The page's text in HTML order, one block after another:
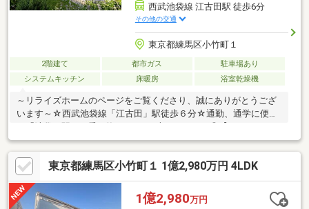
西武池袋線 江古田駅 徒歩6分
その他の交通
東京都練馬区小竹町１
2階建て 都市ガス
駐車場あり
システムキッチン
床暖房 浴室乾燥機
～リライズホームのページをご覧くださり、誠にありがとうござ
います～☆西武池袋線「江古田」駅徒歩６分☆通勤、通学に便利
Point】◆生活の質を高める設備・仕様◆リビング＆ダイニングに
は床暖房付き♪◆あると嬉しいウォークインクローゼット付き！
◆エアコン5台付き◎◆陽当たりに恵まれたロケーションです◆
目の届きやすい対面キッチン【周辺環境】◇まいばすけっと…徒
歩５分◇ファミリーマート…徒歩３分『詳しい資料のご請求』の
みでも大歓迎です！ご見学のご希望など、ぜひお気軽にお問合せ
東京都練馬区小竹町１ 1億2,980万円 4LDK
1億2,980万円